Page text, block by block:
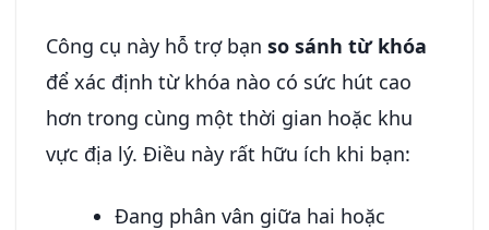
Công cụ này hỗ trợ bạn so sánh từ khóa
để xác định từ khóa nào có sức hút cao
hơn trong cùng một thời gian hoặc khu
vực địa lý. Điều này rất hữu ích khi bạn:
Đang phân vân giữa hai hoặc